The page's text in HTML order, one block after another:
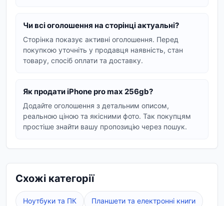
процесори забезпечують плавну роботу
найвимогливіших додатків та ігор, а також
швидку обробку даних.
Преміальний дисплей:Яскраві та чіткі
чудову якість зображення для перегляду
На Vexa Market ви можете знайти різні моделі
iPhone Pro Max з обсягом пам'яті 256 ГБ. Ми
порівняйте ціни та виберіть найкращий варіант
для себе.
Чи всі оголошення на сторінці актуальні?
Сторінка показує активні оголошення. Перед
покупкою уточніть у продавця наявність, стан
товару, спосіб оплати та доставку.
Як продати iPhone pro max 256gb?
Додайте оголошення з детальним описом,
реальною ціною та якісними фото. Так покупцям
простіше знайти вашу пропозицію через пошук.
Схожі категорії
Ноутбуки та ПК Планшети та електронні книги